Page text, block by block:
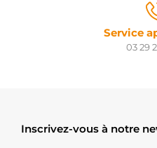
Service
03 29
Inscrivez-vous à notre